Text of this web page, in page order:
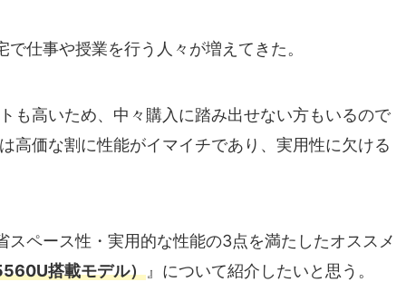
仕事や授業を行う人々が増えてきた。
も高いため、中々購入に踏み出せない方もいるので
高価な割に性能がイマイチであり、実用性に欠ける
ペース性・実用的な性能の3点を満たしたオススメ
搭載モデル）』について紹介したいと思う。